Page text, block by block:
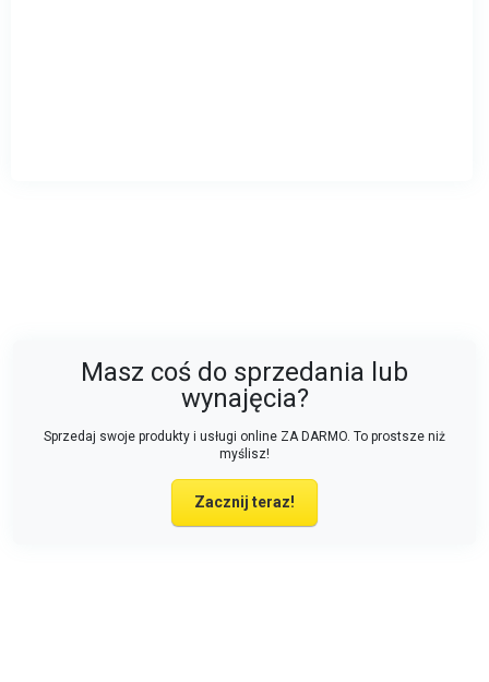
Masz coś do sprzedania lub
wynajęcia?
Sprzedaj swoje produkty i usługi online ZA DARMO. To prostsze niż
myślisz!
Zacznij teraz!